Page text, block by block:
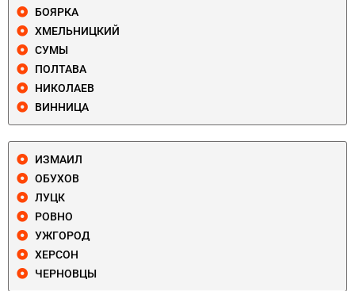
БОЯРКА
ХМЕЛЬНИЦКИЙ
СУМЫ
ПОЛТАВА
НИКОЛАЕВ
ВИННИЦА
ИЗМАИЛ
ОБУХОВ
ЛУЦК
РОВНО
УЖГОРОД
ХЕРСОН
ЧЕРНОВЦЫ